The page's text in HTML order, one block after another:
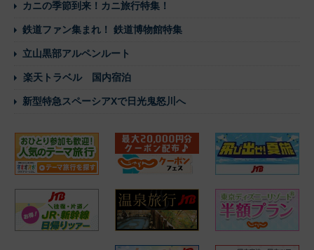
カニの季節到来！カニ旅行特集！
鉄道ファン集まれ！ 鉄道博物館特集
立山黒部アルペンルート
楽天トラベル 国内宿泊
新型特急スペーシアXで日光鬼怒川へ